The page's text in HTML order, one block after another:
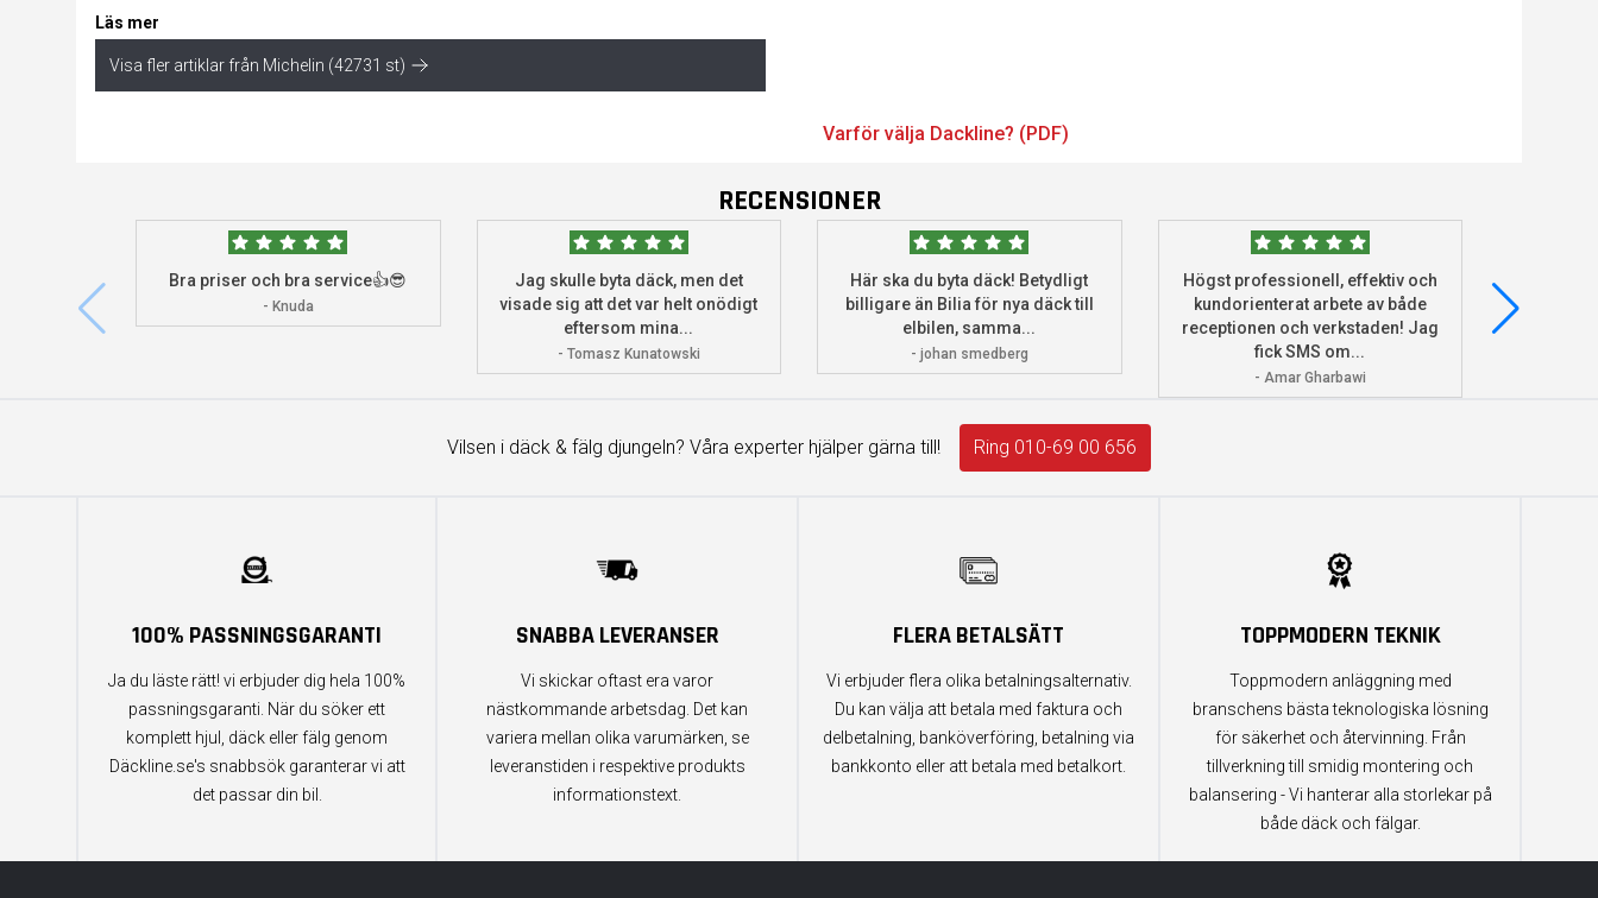
Läs mer
Visa fler artiklar från Michelin (42731 st)
Varför välja Dackline? (PDF)
RECENSIONER
Bra priser och bra service👍😎
- Knuda
Jag skulle byta däck, men det
visade sig att det var helt onödigt
eftersom mina...
- Tomasz Kunatowski
Här ska du byta däck! Betydligt
billigare än Bilia för nya däck till
elbilen, samma...
- johan smedberg
Högst professionell, effektiv och
kundorienterat arbete av både
receptionen och verkstaden! Jag
fick SMS om...
- Amar Gharbawi
deras
Vilsen i däck & fälg djungeln? Våra experter hjälper gärna till! Ring 010-69 00 656
100% PASSNINGSGARANTI
Ja du läste rätt! vi erbjuder dig hela 100%
passningsgaranti. När du söker ett
komplett hjul, däck eller fälg genom
Däckline.se's snabbsök garanterar vi att
det passar din bil.
SNABBA LEVERANSER
Vi skickar oftast era varor
nästkommande arbetsdag. Det kan
variera mellan olika varumärken, se
leveranstiden i respektive produkts
informationstext.
FLERA BETALSÄTT
Vi erbjuder flera olika betalningsalternativ.
Du kan välja att betala med faktura och
delbetalning, banköverföring, betalning via
bankkonto eller att betala med betalkort.
TOPPMODERN TEKNIK
Toppmodern anläggning med
branschens bästa teknologiska lösning
för säkerhet och återvinning. Från
tillverkning till smidig montering och
balansering - Vi hanterar alla storlekar på
både däck och fälgar.